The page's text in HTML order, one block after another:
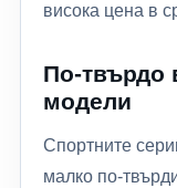
висока цена в
По-твърдо
модели
Спортните
малко по-